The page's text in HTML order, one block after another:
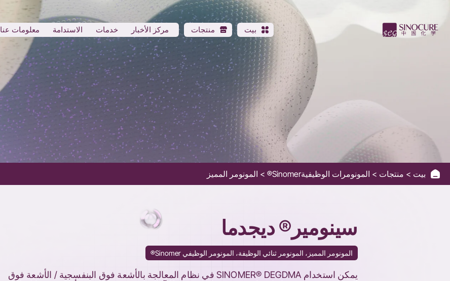
DEGDMA
بيت منتجات مركز الأخبار خدمات الاستدامة معلومات عنا
بيت منتجات المونومرات الوظيفيةSinomer® المونومر المميز
سينومير® ديجدما
المونومر المميز، المونومر ثنائي الوظيفة، المونومر الوظيفي Sinomer®
يمكن استخدام SINOMER® DEGDMA في نظام المعالجة بالأشعة فوق البنفسجية / الأشعة فوق